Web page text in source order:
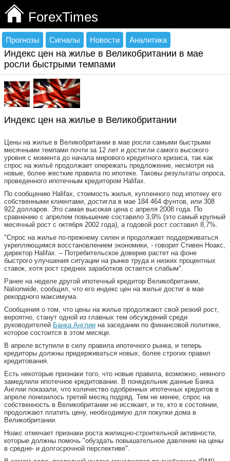
ForexTimes
Прогнозы Сигналы Новости Аналитика
Индекс цен на жилье в Великобритании в мае
росли быстрыми темпами
Индекс цен на жилье в Великобритании
Цены на жилье в Великобритании в мае росли самыми быстрыми
месячными темпами почти за 12 лет и достигли самого высокого
уровня с момента до начала мирового кредитного кризиса, так как
спрос на жильё продолжает опережать предложение, несмотря на
новые, более жесткие правила по ипотеке. Таковы результаты опроса,
проведенного ипотечным кредитором Halifax.
По сообщению Halifax, стоимость жилья, купленного под ипотеку его
собственными клиентами, достигла в мае 184 464 фунтов, или 308
922 долларов. Это самая высокая цена с апреля 2008 года. По
сравнению с апрелем повышение составило 3,9% (это самый крупный
месячный рост с октября 2002 года), а годовой рост составил 8,7%.
"Спрос на жилье по-прежнему силен и продолжает поддерживаться
укрепляющимся восстановлением экономики, - говорит Стивен Ноакс,
директор Halifax. – Потребительское доверие растет на фоне
быстрого улучшения ситуации на рынке труда и низких процентных
ставок, хотя рост средних заработков остается слабым".
Ранее на неделе другой ипотечный кредитор Великобритании,
Nationwide, сообщил, что его индекс цен на жилье достиг в мае
рекордного максимума.
Сообщения о том, что цены на жилье продолжают свой резкий рост,
вероятно, станут одной из главных тем обсуждений среди
руководителей Банка Англии на заседании по финансовой политике,
которое состоится в этом месяце.
В апреле вступили в силу правила ипотечного рынка, и теперь
кредиторы должны придерживаться новых, более строгих правил
кредитования.
Есть некоторые признаки того, что новые правила, возможно, немного
замедлили ипотечное кредитование. В понедельник данные Банка
Англии показали, что количество одобренных ипотечных кредитов в
апреле понизилось третий месяц подряд. Тем не менее, спрос на
собственность в Великобритании не иссякает, и те, кто в состоянии,
продолжают платить цену, необходимую для покупки дома в
Великобритании.
Ноакс отмечает признаки роста жилищно-строительной активности,
которые должны помочь "обуздать повышательное давление на цены
в средне- и долгосрочной перспективе".